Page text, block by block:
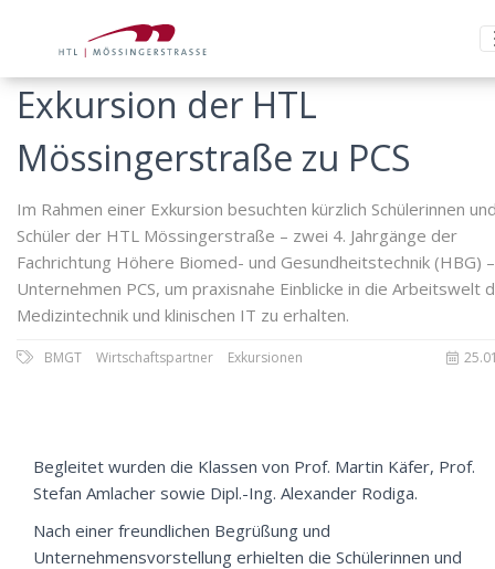
Exkursion der HTL
Mössingerstraße zu PCS
Im Rahmen einer Exkursion besuchten kürzlich Schülerinnen
Schüler der HTL Mössingerstraße – zwei 4. Jahrgänge der
Fachrichtung Höhere Biomed- und Gesundheitstechnik (HBG)
Unternehmen PCS, um praxisnahe Einblicke in die Arbeitswelt
Medizintechnik und klinischen IT zu erhalten.
BMGT Wirtschaftspartner Exkursionen
Begleitet wurden die Klassen von Prof. Martin Käfer, Prof.
Stefan Amlacher sowie Dipl.-Ing. Alexander Rodiga.
Nach einer freundlichen Begrüßung und
Unternehmensvorstellung erhielten die Schülerinnen und